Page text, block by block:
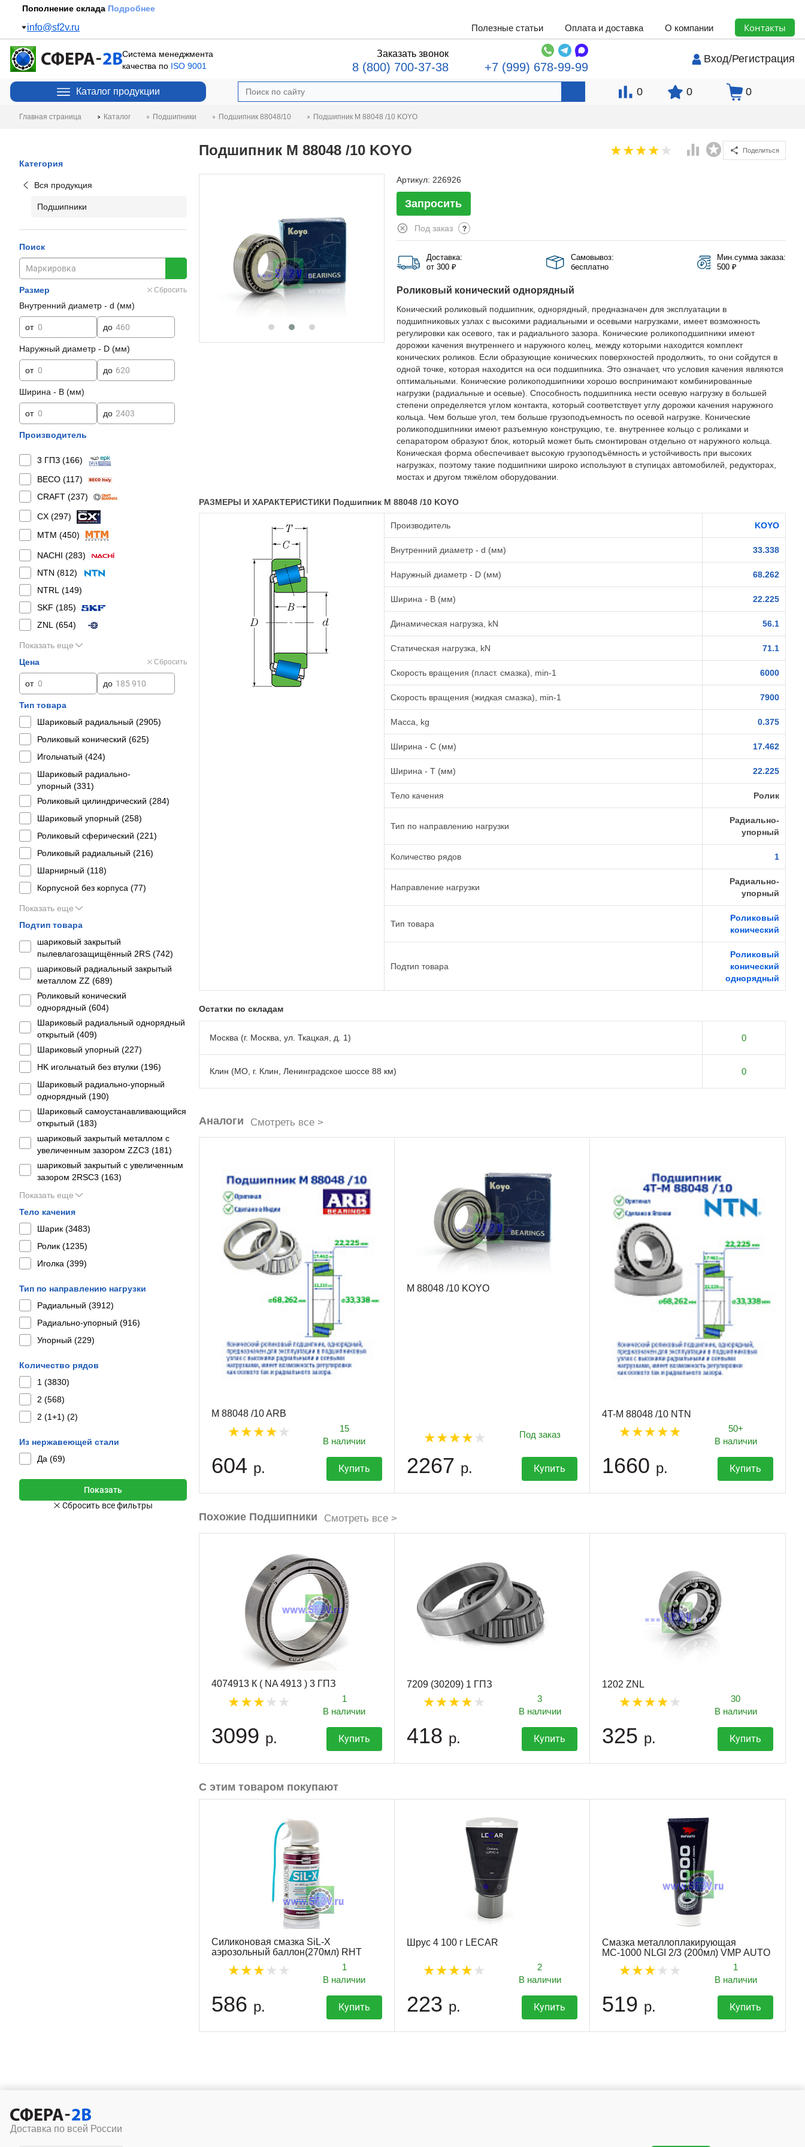
Пополнение склада Подробнее
info@sf2v.ru Полезные статьи Оплата и доставка О компании Контакты
Система менеджмента
качества по ISO 9001
Заказать звонок
8 (800) 700-37-38 +7 (999) 678-99-99
Вход/Регистрация
Каталог продукции 0 0 0
Главная страница Каталог Подшипники Подшипник 88048/10 Подшипник М 88048 /10 KOYO
Категория
Вся продукция
Подшипники
Поиск
Размер Сбросить
Внутренний диаметр - d (мм)
от до
Наружный диаметр - D (мм)
от до
Ширина - B (мм)
от до
Производитель
3 ГПЗ (166)
BECO (117)
CRAFT (237)
CX (297)
MTM (450)
NACHI (283)
NTN (812)
NTRL (149)
SKF (185)
ZNL (654)
Показать еще
Цена
Сбросить
от до
Тип товара
Шариковый радиальный (2905)
Роликовый конический (625)
Игольчатый (424)
Шариковый радиально-
упорный (331)
Роликовый цилиндрический (284)
Шариковый упорный (258)
Роликовый сферический (221)
Роликовый радиальный (216)
Шарнирный (118)
Корпусной без корпуса (77)
Показать еще
Подтип товара
шариковый закрытый
пылевлагозащищённый 2RS (742)
шариковый радиальный закрытый
металлом ZZ (689)
Роликовый конический
однорядный (604)
Шариковый радиальный однорядный
открытый (409)
Шариковый упорный (227)
HK игольчатый без втулки (196)
Шариковый радиально-упорный
однорядный (190)
Шариковый самоустанавливающийся
открытый (183)
шариковый закрытый металлом с
увеличенным зазором ZZC3 (181)
шариковый закрытый с увеличенным
зазором 2RSС3 (163)
Показать еще
Тело качения
Шарик (3483)
Ролик (1235)
Иголка (399)
Тип по направлению нагрузки
Радиальный (3912)
Радиально-упорный (916)
Упорный (229)
Количество рядов
1 (3830)
2 (568)
2 (1+1) (2)
Из нержавеющей стали
Да (69)
Подшипник М 88048 /10 KOYO Поделиться
Артикул: 226926
Запросить
Под заказ ?
Доставка:
от 300 ₽
Самовывоз:
бесплатно
Мин.сумма заказа:
500 ₽
Роликовый конический однорядный
Конический роликовый подшипник, однорядный, предназначен для эксплуатации в
подшипниковых узлах с высокими радиальными и осевыми нагрузками, имеет возможность
регулировки как осевого, так и радиального зазора. Конические роликоподшипники имеют
дорожки качения внутреннего и наружного колец, между которыми находится комплект
конических роликов. Если образующие конических поверхностей продолжить, то они сойдутся в
одной точке, которая находится на оси подшипника. Это означает, что условия качения являются
оптимальными. Конические роликоподшипники хорошо воспринимают комбинированные
нагрузки (радиальные и осевые). Способность подшипника нести осевую нагрузку в большей
степени определяется углом контакта, который соответствует углу дорожки качения наружного
кольца. Чем больше угол, тем больше грузоподъемность по осевой нагрузке. Конические
роликоподшипники имеют разъемную конструкцию, т.е. внутреннее кольцо с роликами и
сепаратором образуют блок, который может быть смонтирован отдельно от наружного кольца.
Коническая форма обеспечивает высокую грузоподъёмность и устойчивость при высоких
нагрузках, поэтому такие подшипники широко используют в ступицах автомобилей, редукторах,
мостах и другом тяжёлом оборудовании.
РАЗМЕРЫ И ХАРАКТЕРИСТИКИ Подшипник М 88048 /10 KOYO
Производитель KOYO
Внутренний диаметр - d (мм) 33.338
Наружный диаметр - D (мм) 68.262
Ширина - B (мм) 22.225
Динамическая нагрузка, kN 56.1
Статическая нагрузка, kN 71.1
Скорость вращения (пласт. смазка), min-1 6000
Скорость вращения (жидкая смазка), min-1 7900
Масса, kg 0.375
Ширина - C (мм) 17.462
Ширина - T (мм) 22.225
Тело качения Ролик
Тип по направлению нагрузки
Радиально-
упорный
Количество рядов 1
Направление нагрузки
Радиально-
упорный
Тип товара
Роликовый
конический
Подтип товара
Роликовый
конический
однорядный
Остатки по складам
Москва (г. Москва, ул. Ткацкая, д. 1) 0
Клин (МО, г. Клин, Ленинградское шоссе 88 км) 0
Аналоги Смотреть все >
M 88048 /10 ARB
15
В наличии
604 р. Купить
М 88048 /10 KOYO
Под заказ
2267 р. Купить
4T-M 88048 /10 NTN
50+
В наличии
1660 р. Купить
Похожие Подшипники Смотреть все >
4074913 К ( NA 4913 ) 3 ГПЗ
1
В наличии
3099 р. Купить
7209 (30209) 1 ГПЗ
3
В наличии
418 р. Купить
1202 ZNL
30
В наличии
325 р. Купить
С этим товаром покупают
Силиконовая смазка SiL-X
аэрозольный баллон(270мл) RHT
1
В наличии
586 р. Купить
Шрус 4 100 г LECAR
2
В наличии
223 р. Купить
Смазка металлоплакирующая
МС-1000 NLGI 2/3 (200мл) VMP AUTO
1
В наличии
519 р. Купить
Доставка по всей России